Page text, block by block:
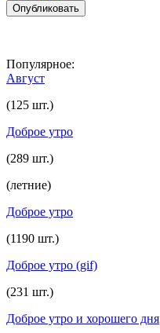
Популярное:
Август
(125 шт.)
Доброе утро
(289 шт.)
(летние)
Доброе утро
(1190 шт.)
Доброе утро (gif)
(231 шт.)
Доброе утро и хорошего дня